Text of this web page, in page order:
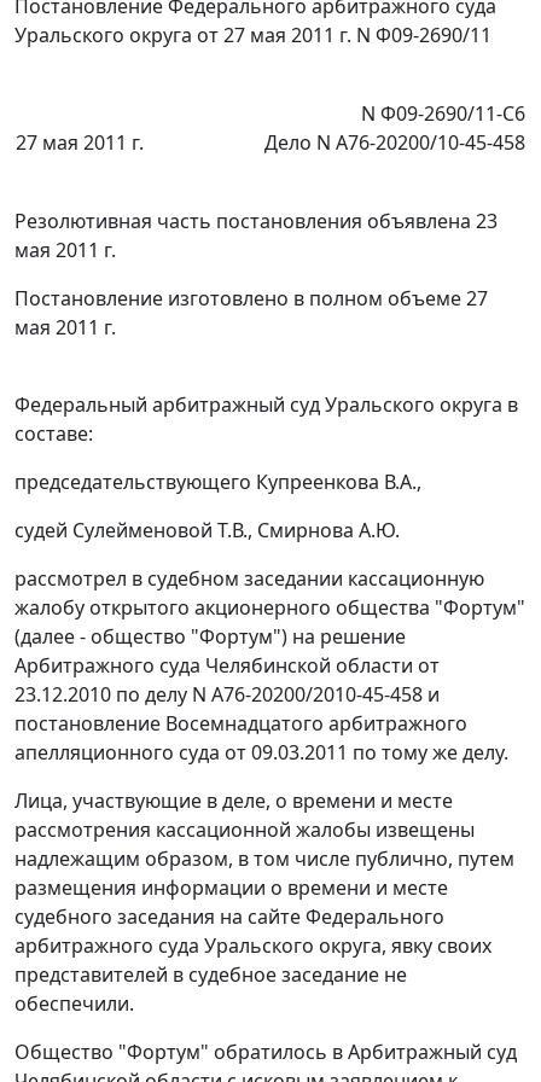
Постановление Федерального арбитражного суда
Уральского округа от 27 мая 2011 г. N Ф09-2690/11
27 мая 2011 г.
N Ф09-2690/11-С6
Дело N А76-20200/10-45-458
Резолютивная часть постановления объявлена 23
мая 2011 г.
Постановление изготовлено в полном объеме 27
мая 2011 г.
Федеральный арбитражный суд Уральского округа в
составе:
председательствующего Купреенкова В.А.,
судей Сулейменовой Т.В., Смирнова А.Ю.
рассмотрел в судебном заседании кассационную
жалобу открытого акционерного общества "Фортум"
(далее - общество "Фортум") на решение
Арбитражного суда Челябинской области от
23.12.2010 по делу N А76-20200/2010-45-458 и
постановление Восемнадцатого арбитражного
апелляционного суда от 09.03.2011 по тому же делу.
Лица, участвующие в деле, о времени и месте
рассмотрения кассационной жалобы извещены
надлежащим образом, в том числе публично, путем
размещения информации о времени и месте
судебного заседания на сайтеФедерального
арбитражного суда Уральского округа, явку своих
представителей в судебное заседание не
обеспечили.
Общество "Фортум" обратилось в Арбитражный суд